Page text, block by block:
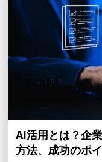
AI活用とは？企
方法、成功のポ